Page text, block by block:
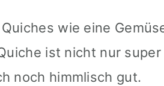
wie eine
ist nicht nur
noch himmlisch gut.